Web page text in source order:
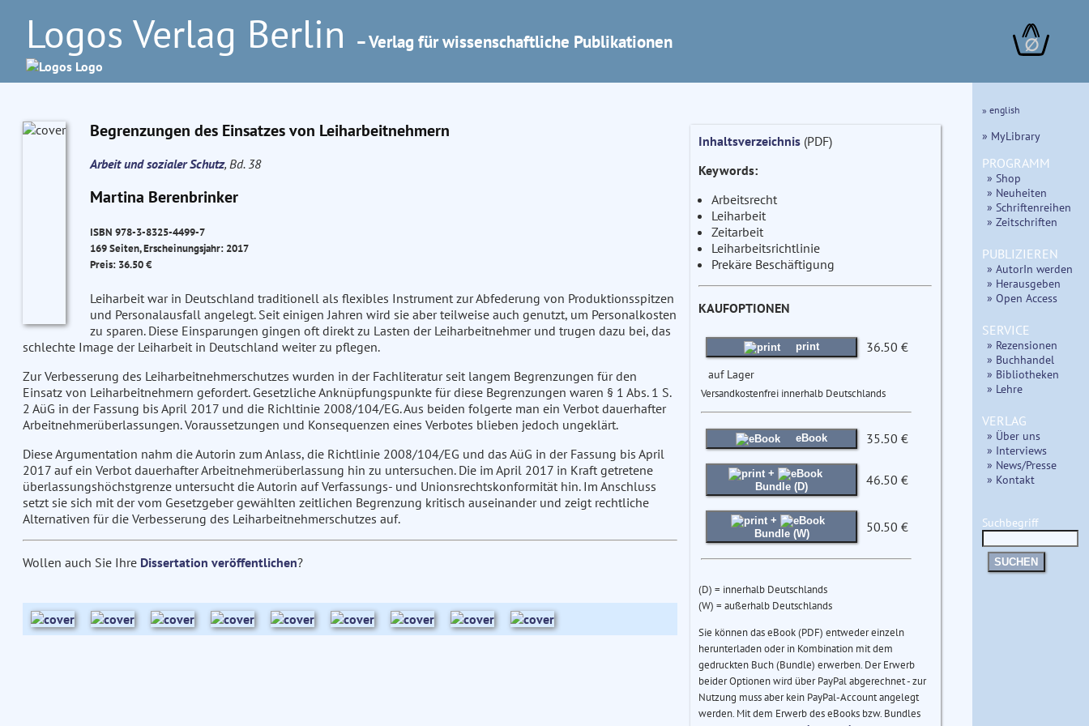
Logos Verlag Berlin – Verlag für wissenschaftliche Publikationen ∅
Begrenzungen des Einsatzes von Leiharbeitnehmern
Arbeit und sozialer Schutz, Bd. 38
Martina Berenbrinker
ISBN 978-3-8325-4499-7
169 Seiten, Erscheinungsjahr: 2017
Preis: 36.50 €
Leiharbeit war in Deutschland traditionell als flexibles Instrument zur Abfederung von Produktionsspitzen
und Personalausfall angelegt. Seit einigen Jahren wird sie aber teilweise auch genutzt, um Personalkosten
zu sparen. Diese Einsparungen gingen oft direkt zu Lasten der Leiharbeitnehmer und trugen dazu bei, das
schlechte Image der Leiharbeit in Deutschland weiter zu pflegen.
Zur Verbesserung des Leiharbeitnehmerschutzes wurden in der Fachliteratur seit langem Begrenzungen für den
Einsatz von Leiharbeitnehmern gefordert. Gesetzliche Anknüpfungspunkte für diese Begrenzungen waren § 1 Abs. 1 S.
2 AüG in der Fassung bis April 2017 und die Richltinie 2008/104/EG. Aus beiden folgerte man ein Verbot dauerhafter
Arbeitnehmerüberlassungen. Voraussetzungen und Konsequenzen eines Verbotes blieben jedoch ungeklärt.
Diese Argumentation nahm die Autorin zum Anlass, die Richtlinie 2008/104/EG und das AüG in der Fassung bis April
2017 auf ein Verbot dauerhafter Arbeitnehmerüberlassung hin zu untersuchen. Die im April 2017 in Kraft getretene
überlassungshöchstgrenze untersucht die Autorin auf Verfassungs- und Unionsrechtskonformität hin. Im Anschluss
setzt sie sich mit der vom Gesetzgeber gewählten zeitlichen Begrenzung kritisch auseinander und zeigt rechtliche
Alternativen für die Verbesserung des Leiharbeitnehmerschutzes auf.
Wollen auch Sie Ihre Dissertation veröffentlichen?
Inhaltsverzeichnis(PDF)
Keywords:
Arbeitsrecht
Leiharbeit
Zeitarbeit
Leiharbeitsrichtlinie
Prekäre Beschäftigung
KAUFOPTIONEN
print 36.50 €
auf Lager
Versandkostenfrei innerhalb Deutschlands
eBook 35.50 €
+
Bundle (D)
46.50 €
+
Bundle (W)
50.50 €
(D) = innerhalb Deutschlands
(W) = außerhalb Deutschlands
Sie können das eBook (PDF) entweder einzeln
herunterladen oder in Kombination mit dem
gedruckten Buch (Bundle) erwerben. Der Erwerb
beider Optionen wird über PayPal abgerechnet - zur
Nutzung muss aber kein PayPal-Account angelegt
werden. Mit dem Erwerb des eBooks bzw. Bundles
» english
» MyLibrary
PROGRAMM
» Shop
» Neuheiten
» Schriftenreihen
» Zeitschriften
PUBLIZIEREN
» AutorIn werden
» Herausgeben
» Open Access
SERVICE
» Rezensionen
» Buchhandel
» Bibliotheken
» Lehre
VERLAG
» Über uns
» Interviews
» News/Presse
» Kontakt
Suchbegriff
SUCHEN